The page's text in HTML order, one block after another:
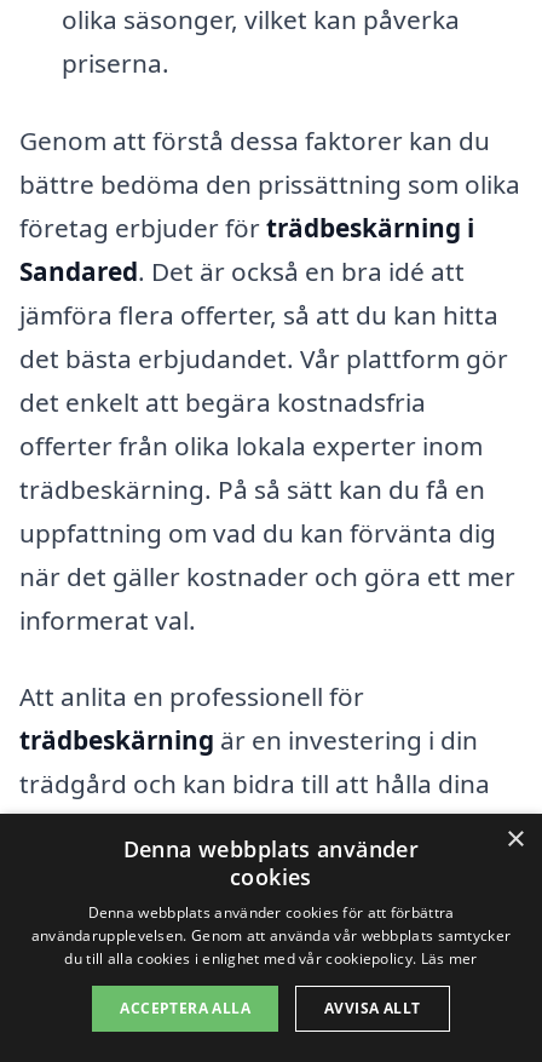
olika säsonger, vilket kan påverka
priserna.
Genom att förstå dessa faktorer kan du
bättre bedöma den prissättning som olika
företag erbjuder förträdbeskärning i
Sandared. Det är också en bra idé att
jämföra flera offerter, så att du kan hitta
det bästa erbjudandet. Vår plattform gör
det enkelt att begära kostnadsfria
offerter från olika lokala experter inom
trädbeskärning. På så sätt kan du få en
uppfattning om vad du kan förvänta dig
när det gäller kostnader och göra ett mer
informerat val.
Att anlita en professionell för
trädbeskärning är en investering i din
trädgård och kan bidra till att hålla dina
använda vår plattform för att hitta den
bästa tjänsten för dina behov i Sandared!
Få 3 erbjudanden, gratis och utan
×
Denna webbplats använder
cookies
Denna webbplats använder cookies för att förbättra
användarupplevelsen. Genom att använda vår webbplats samtycker
du till alla cookies i enlighet med vår cookiepolicy. Läs mer
ACCEPTERA ALLA AVVISA ALLT